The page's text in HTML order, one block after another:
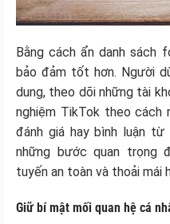
Bằng cách ẩn danh sách
bảo đảm tốt hơn. Người
dung, theo dõi những tài
nghiệm TikTok theo cách
đánh giá hay bình luận
những bước quan trọng
tuyến an toàn và thoải mái
Giữ bí mật mối quan hệ cá